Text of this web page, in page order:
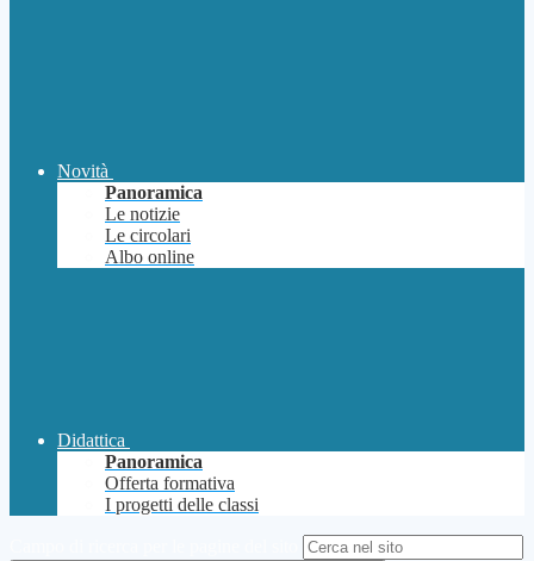
Novità
Panoramica
Le notizie
Le circolari
Albo online
Didattica
Panoramica
Offerta formativa
I progetti delle classi